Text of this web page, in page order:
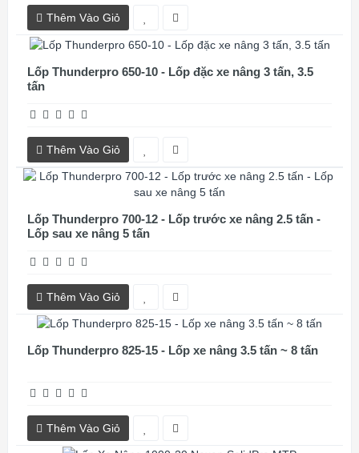
Thêm Vào Giỏ
Lốp Thunderpro 650-10 - Lốp đặc xe nâng 3 tấn, 3.5
tấn
Thêm Vào Giỏ
Lốp Thunderpro 700-12 - Lốp trước xe nâng 2.5 tấn -
Lốp sau xe nâng 5 tấn
Thêm Vào Giỏ
Lốp Thunderpro 825-15 - Lốp xe nâng 3.5 tấn ~ 8 tấn
Thêm Vào Giỏ